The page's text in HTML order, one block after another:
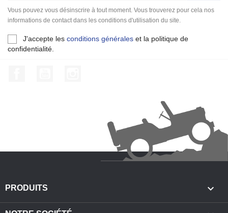
Vous pouvez vous désinscrire à tout moment. Vous trouverez pour cela nos
informations de contact dans les conditions d'utilisation du site.
J'accepte les conditions générales et la politique de
confidentialité.
PRODUITS 